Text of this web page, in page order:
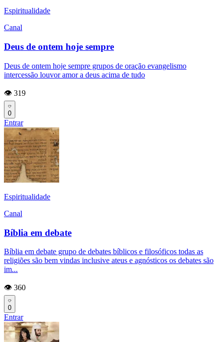
Espiritualidade
Canal
Deus de ontem hoje sempre
Deus de ontem hoje sempre grupos de oração evangelismo
intercessão louvor amor a deus acima de tudo
👁️ 319
0
Entrar
Espiritualidade
Canal
Bíblia em debate
Bíblia em debate grupo de debates bíblicos e filosóficos todas as
religiões são bem vindas inclusive ateus e agnósticos os debates são
im...
👁️ 360
0
Entrar